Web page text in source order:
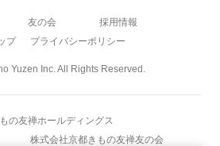
Yuzen Inc. All Rights Reserved.
友の会
採用情報
プ
プライバシーポリシー
の友禅ホールディングス
株式会社京都きもの友禅友の会